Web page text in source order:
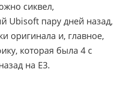
сиквел,
Ubisoft пару дней назад,
оригинала и, главное,
которая была 4 с
на E3.